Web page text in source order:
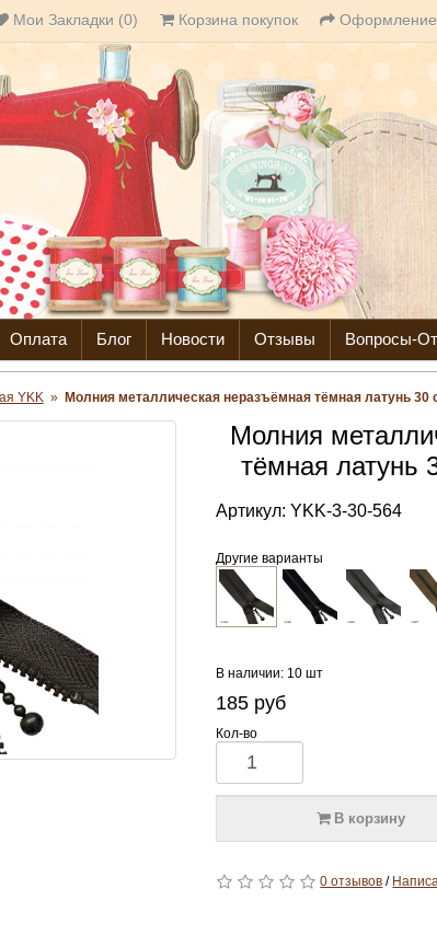
Мои Закладки (0) Корзина покупок Оформление
Оплата Блог Новости Отзывы Вопросы-
YKK » Молния металлическая неразъёмная тёмная латунь 30
Молния
тёмная латунь
Артикул:YKK-3-30-564
Другие варианты
В наличии: 10 шт
185 руб
Кол-во
В корзину
0 отзывов /